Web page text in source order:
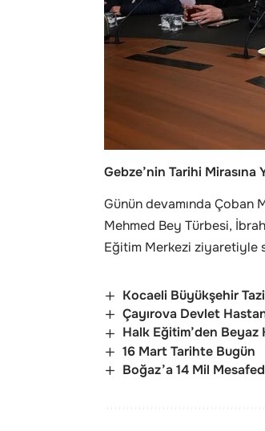
Gebze’nin Tarihi Mirasına
Günün devamında
Mehmed Bey Türbesi,
Eğitim Merkezi ziyaretiyle
Kocaeli Büyükşehir
Çayırova Devlet
Halk Eğitim’den Beyaz
16 Mart Tarihte Bugün
Boğaz’a 14 Mil